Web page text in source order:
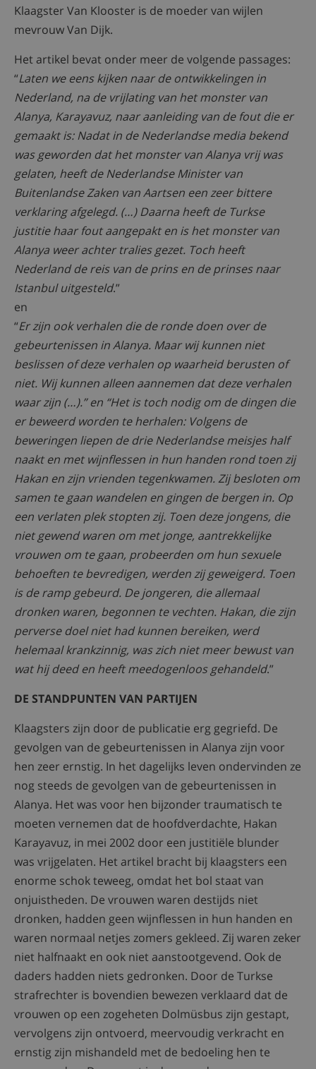
Klaagster Van Klooster is de moeder van wijlen
mevrouw Van Dijk.
Het artikel bevat onder meer de volgende passages:
“Laten we eens kijken naar de ontwikkelingen in
Nederland, na de vrijlating van het monster van
Alanya, Karayavuz, naar aanleiding van de fout die er
gemaakt is: Nadat in de Nederlandse media bekend
was geworden dat het monster van Alanya vrij was
gelaten, heeft de Nederlandse Minister van
Buitenlandse Zaken van Aartsen een zeer bittere
verklaring afgelegd. (…) Daarna heeft de Turkse
justitie haar fout aangepakt en is het monster van
Alanya weer achter tralies gezet. Toch heeft
Nederland de reis van de prins en de prinses naar
Istanbul uitgesteld.”
en
“Er zijn ook verhalen die de ronde doen over de
gebeurtenissen in Alanya. Maar wij kunnen niet
beslissen of deze verhalen op waarheid berusten of
niet. Wij kunnen alleen aannemen dat deze verhalen
waar zijn (…).” en “Het is toch nodig om de dingen die
er beweerd worden te herhalen: Volgens de
beweringen liepen de drie Nederlandse meisjes half
naakt en met wijnflessen in hun handen rond toen zij
Hakan en zijn vrienden tegenkwamen. Zij besloten om
samen te gaan wandelen en gingen de bergen in. Op
een verlaten plek stopten zij. Toen deze jongens, die
niet gewend waren om met jonge, aantrekkelijke
vrouwen om te gaan, probeerden om hun sexuele
behoeften te bevredigen, werden zij geweigerd. Toen
is de ramp gebeurd. De jongeren, die allemaal
dronken waren, begonnen te vechten. Hakan, die zijn
perverse doel niet had kunnen bereiken, werd
helemaal krankzinnig, was zich niet meer bewust van
wat hij deed en heeft meedogenloos gehandeld.”
DE STANDPUNTEN VAN PARTIJEN
Klaagsters zijn door de publicatie erg gegriefd. De
gevolgen van de gebeurtenissen in Alanya zijn voor
hen zeer ernstig. In het dagelijks leven ondervinden ze
nog steeds de gevolgen van de gebeurtenissen in
Alanya. Het was voor hen bijzonder traumatisch te
moeten vernemen dat de hoofdverdachte, Hakan
Karayavuz, in mei 2002 door een justitiële blunder
was vrijgelaten. Het artikel bracht bij klaagsters een
enorme schok teweeg, omdat het bol staat van
onjuistheden. De vrouwen waren destijds niet
dronken, hadden geen wijnflessen in hun handen en
waren normaal netjes zomers gekleed. Zij waren zeker
niet halfnaakt en ook niet aanstootgevend. Ook de
daders hadden niets gedronken. Door de Turkse
strafrechter is bovendien bewezen verklaard dat de
vrouwen op een zogeheten Dolmüsbus zijn gestapt,
vervolgens zijn ontvoerd, meervoudig verkracht en
ernstig zijn mishandeld met de bedoeling hen te